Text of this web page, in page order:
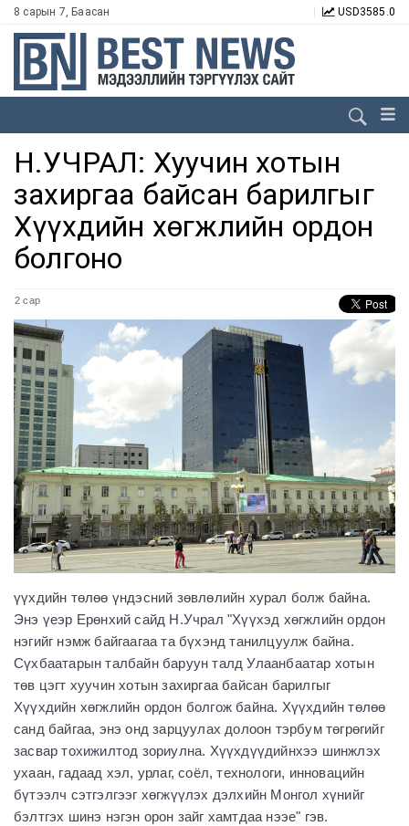
8 сарын 7, Баасан USD3585.0
Н.УЧРАЛ: Хуучин хотын
захиргаа байсан барилгыг
Хүүхдийн хөгжлийн ордон
болгоно
2 сар
үүхдийн төлөө үндэсний зөвлөлийн хурал болж байна.
Энэ үеэр Ерөнхий сайд Н.Учрал "Хүүхэд хөгжлийн ордон
нэгийг нэмж байгаагаа та бүхэнд танилцуулж байна.
Сүхбаатарын талбайн баруун талд Улаанбаатар хотын
төв цэгт хуучин хотын захиргаа байсан барилгыг
Хүүхдийн хөгжлийн ордон болгож байна. Хүүхдийн төлөө
санд байгаа, энэ онд зарцуулах долоон тэрбум төгрөгийг
засвар тохижилтод зориулна. Хүүхдүүдийнхээ шинжлэх
ухаан, гадаад хэл, урлаг, соёл, технологи, инновацийн
бүтээлч сэтгэлгээг хөгжүүлэх дэлхийн Монгол хүнийг
бэлтгэх шинэ нэгэн орон зайг хамтдаа нээе" гэв.